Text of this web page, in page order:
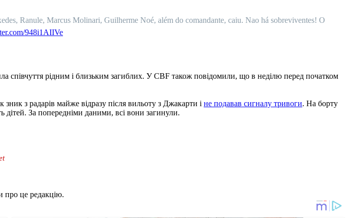
Ranule, Marcus Molinari, Guilherme Noé, além do comandante, caiu. Nao há sobreviventes! O
948i1AIIVe
співчуття рідним і близьким загиблих. У CBF також повідомили, що в неділю перед початком
зник з радарів майже відразу після вильоту з Джакарти і не подавав сигналу тривоги. На борту
дітей. За попередніми даними, всі вони загинули.
про це редакцію.